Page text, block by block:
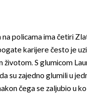
policama ima četiri
karijere često je
S glumicom
su zajedno glumili u
čega se zaljubio u